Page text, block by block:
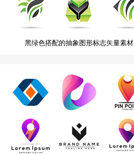
黑绿色搭配的抽象图形标志矢量素材